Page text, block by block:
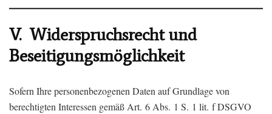
V. Widerspruchsrecht und
Beseitigungsmöglichkeit
Sofern Ihre personenbezogenen Daten auf Grundlage von
berechtigten Interessen gemäß Art. 6 Abs. 1 S. 1 lit. f DSGVO